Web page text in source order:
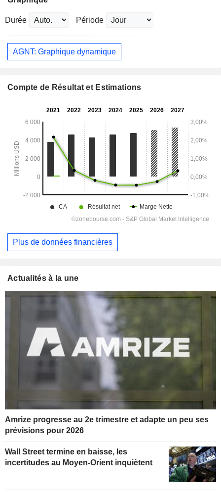
Durée Période
AGNT: Graphique dynamique
Compte de Résultat et Estimations
Plus de données financières
Actualités à la une
Amrize progresse au 2e trimestre et adapte un peu ses
prévisions pour 2026
Wall Street termine en baisse, les
incertitudes au Moyen-Orient inquiètent